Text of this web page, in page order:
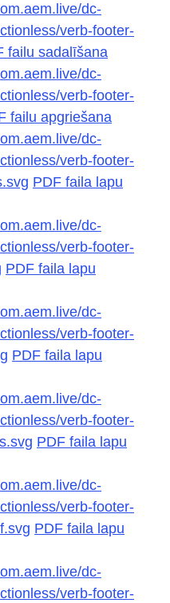
dc-
verb-footer-
failu sadalīšana
dc-
verb-footer-
failu apgriešana
dc-
verb-footer-
PDF faila lapu
dc-
verb-footer-
PDF faila lapu
dc-
verb-footer-
PDF faila lapu
dc-
verb-footer-
PDF faila lapu
dc-
verb-footer-
PDF faila lapu
dc-
verb-footer-